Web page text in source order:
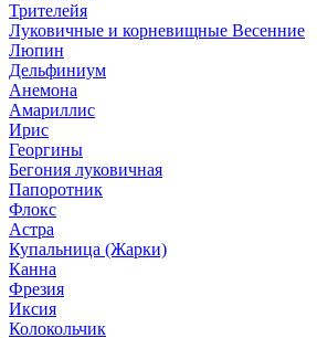
Трителейя
Луковичные и корневищные Весенние
Люпин
Дельфиниум
Анемона
Амариллис
Ирис
Георгины
Бегония луковичная
Папоротник
Флокс
Астра
Купальница (Жарки)
Канна
Фрезия
Иксия
Колокольчик